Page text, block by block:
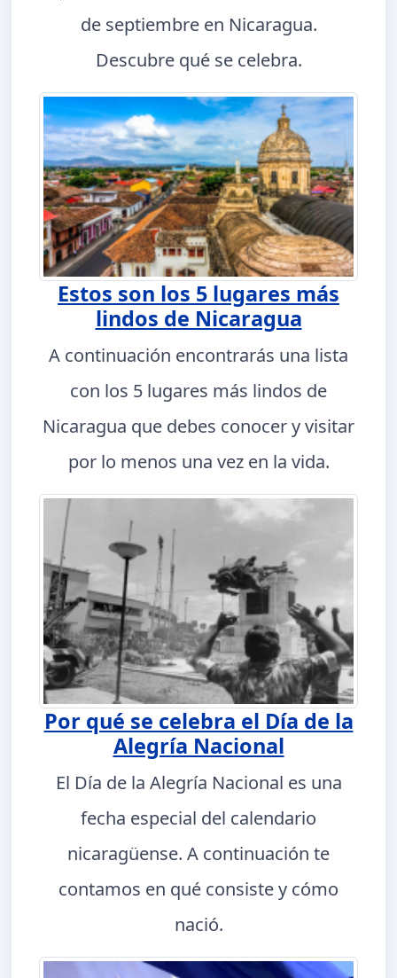
de septiembre en Nicaragua.
Descubre qué se celebra.
Estos son los 5 lugares más
lindos de Nicaragua
A continuación encontrarás una lista
con los 5 lugares más lindos de
Nicaragua que debes conocer y visitar
por lo menos una vez en la vida.
Por qué se celebra el Día de la
Alegría Nacional
El Día de la Alegría Nacional es una
fecha especial del calendario
nicaragüense. A continuación te
contamos en qué consiste y cómo
nació.